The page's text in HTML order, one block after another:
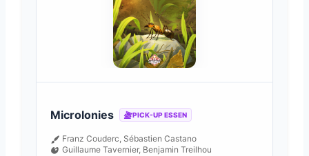
Microlonies PICK-UP ESSEN
Franz Couderc, Sébastien Castano
Guillaume Tavernier, Benjamin Treilhou